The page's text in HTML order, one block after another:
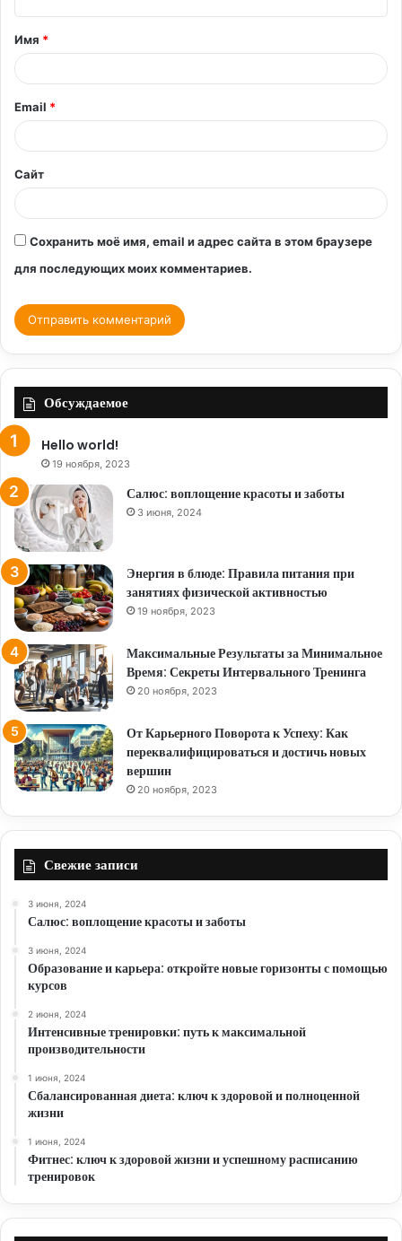
т
а
й
*
Имя *
Email *
Сайт
Сохранить моё имя, email и адрес сайта в этом браузере
для последующих моих комментариев.
Обсуждаемое
Hello world!
19 ноября, 2023
Салюс: воплощение красоты и заботы
3 июня, 2024
Энергия в блюде: Правила питания при
занятиях физической активностью
19 ноября, 2023
Максимальные Результаты за Минимальное
Время: Секреты Интервального Тренинга
20 ноября, 2023
От Карьерного Поворота к Успеху: Как
переквалифицироваться и достичь новых
вершин
20 ноября, 2023
Свежие записи
3 июня, 2024
Салюс: воплощение красоты и заботы
3 июня, 2024
Образование и карьера: откройте новые горизонты с помощью
курсов
2 июня, 2024
Интенсивные тренировки: путь к максимальной
производительности
1 июня, 2024
Сбалансированная диета: ключ к здоровой и полноценной
жизни
1 июня, 2024
Фитнес: ключ к здоровой жизни и успешному расписанию
тренировок